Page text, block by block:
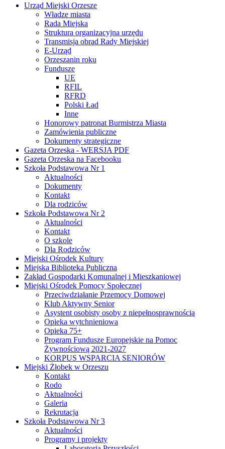
Urząd Miejski Orzesze
Władze miasta
Rada Miejska
Struktura organizacyjna urzędu
Transmisja obrad Rady Miejskiej
E-Urząd
Orzeszanin roku
Fundusze
UE
RFIL
RFRD
Polski Ład
Inne
Honorowy patronat Burmistrza Miasta
Zamówienia publiczne
Dokumenty strategiczne
Gazeta Orzeska - WERSJA PDF
Gazeta Orzeska na Facebooku
Szkoła Podstawowa Nr 1
Aktualności
Dokumenty
Kontakt
Dla rodziców
Szkoła Podstawowa Nr 2
Aktualności
Kontakt
O szkole
Dla Rodziców
Miejski Ośrodek Kultury
Miejska Biblioteka Publiczna
Zakład Gospodarki Komunalnej i Mieszkaniowej
Miejski Ośrodek Pomocy Społecznej
Przeciwdziałanie Przemocy Domowej
Klub Aktywny Senior
Asystent osobisty osoby z niepełnosprawnością
Opieka wytchnieniowa
Opieka 75+
Program Fundusze Europejskie na Pomoc
Żywnościową 2021-2027
KORPUS WSPARCIA SENIORÓW
Miejski Żłobek w Orzeszu
Kontakt
Rodo
Aktualności
Galeria
Rekrutacja
Szkoła Podstawowa Nr 3
Aktualności
Programy i projekty